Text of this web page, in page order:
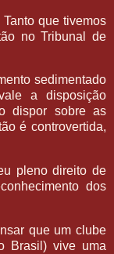
que tivemos
no Tribunal de
sedimentado
a disposição
dispor sobre as
é controvertida,
pleno direito de
dos
que um clube
Brasil) vive uma